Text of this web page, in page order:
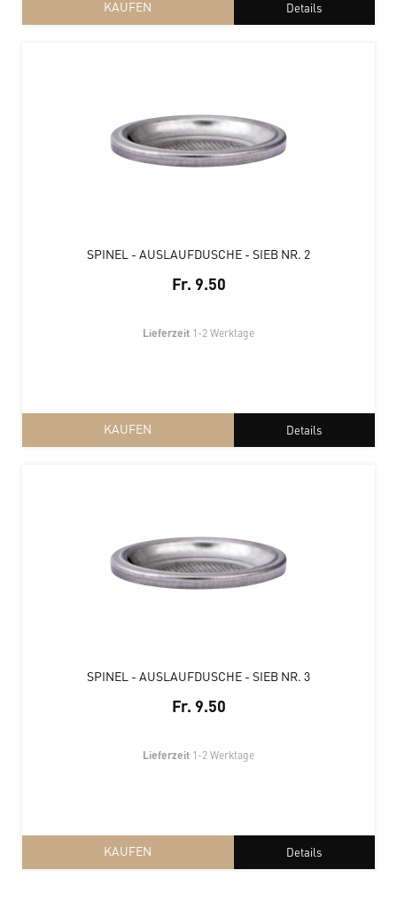
Details
KAUFEN
SPINEL - AUSLAUFDUSCHE - SIEB NR. 2
Fr. 9.50
Lieferzeit 1-2 Werktage
Details
KAUFEN
SPINEL - AUSLAUFDUSCHE - SIEB NR. 3
Fr. 9.50
Lieferzeit 1-2 Werktage
Details
KAUFEN